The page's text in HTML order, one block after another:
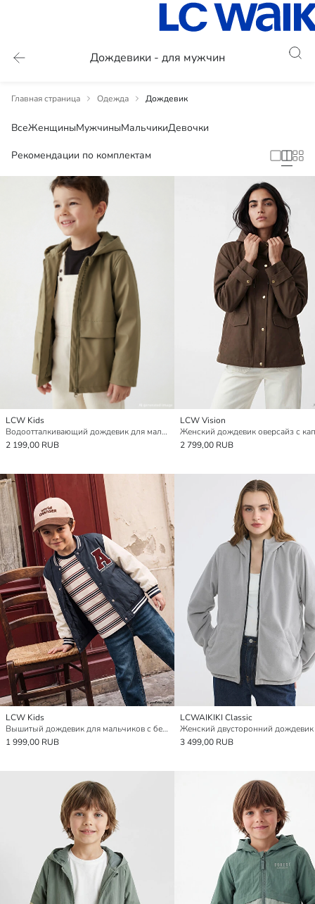
Дождевики - для мужчин
Главная страница Одежда Дождевик
ВсеЖенщиныМужчиныМальчикиДевочки
Рекомендации по комплектам
LCW Kids
Водоотталкивающий дождевик для мальчиков из материала под кожу
2 199,00 RUB
LCW Vision
2 799,00 RUB
LCW Kids
Вышитый дождевик для мальчиков с бейсбольным воротником
1 999,00 RUB
LCWAIKIKI Classic
3 499,00 RUB